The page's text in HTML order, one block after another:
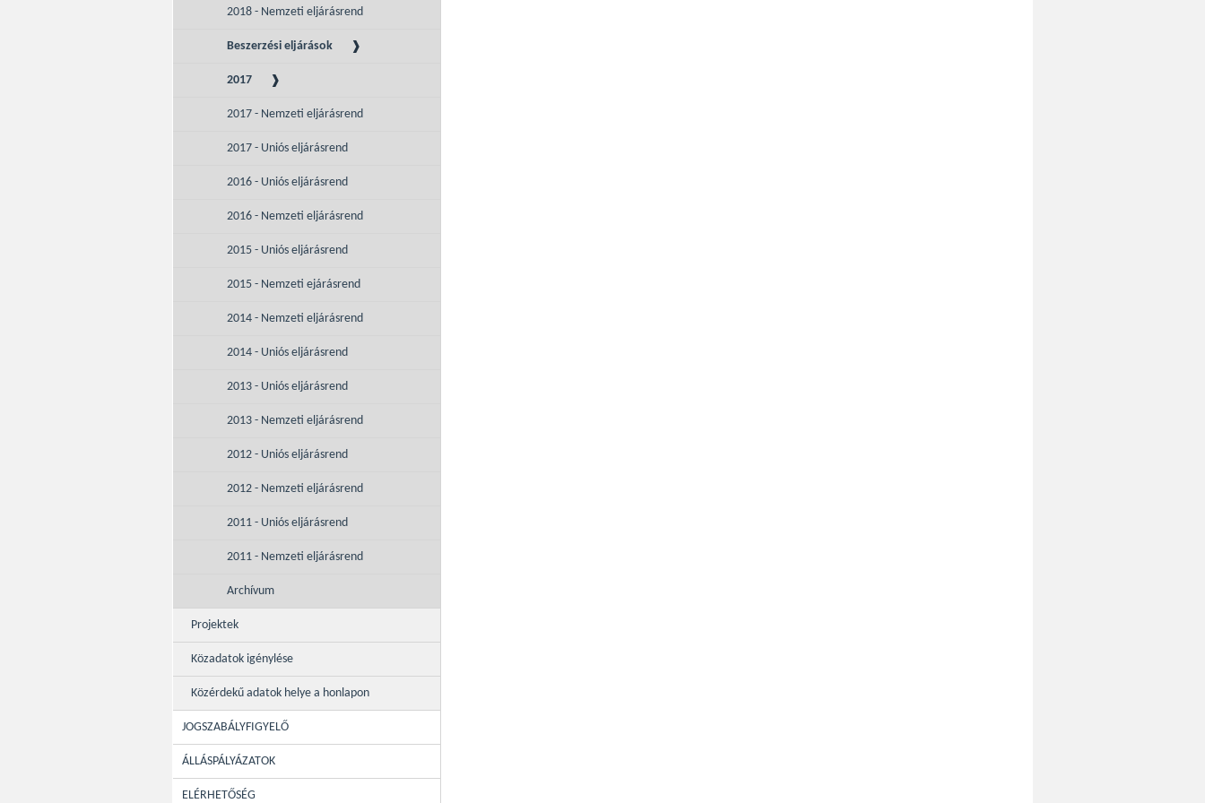
2018 - Nemzeti eljárásrend
Beszerzési eljárások
2017
2017 - Nemzeti eljárásrend
2017 - Uniós eljárásrend
2016 - Uniós eljárásrend
2016 - Nemzeti eljárásrend
2015 - Uniós eljárásrend
2015 - Nemzeti ejárásrend
2014 - Nemzeti eljárásrend
2014 - Uniós eljárásrend
2013 - Uniós eljárásrend
2013 - Nemzeti eljárásrend
2012 - Uniós eljárásrend
2012 - Nemzeti eljárásrend
2011 - Uniós eljárásrend
2011 - Nemzeti eljárásrend
Archívum
Projektek
Közadatok igénylése
Közérdekű adatok helye a honlapon
JOGSZABÁLYFIGYELŐ
ÁLLÁSPÁLYÁZATOK
ELÉRHETŐSÉG